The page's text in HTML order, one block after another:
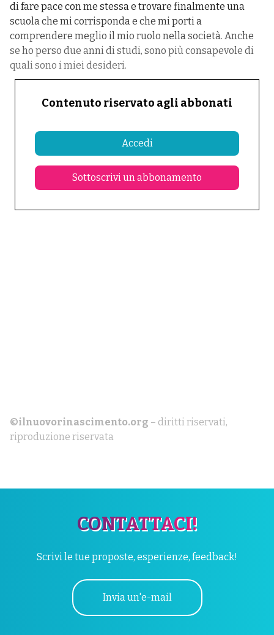
di fare pace con me stessa e trovare finalmente una
scuola che mi corrisponda e che mi porti a
comprendere meglio il mio ruolo nella società. Anche
se ho perso due anni di studi, sono più consapevole di
quali sono i miei desideri.
Contenuto riservato agli abbonati
Accedi
Sottoscrivi un abbonamento
©ilnuovorinascimento.org – diritti riservati,
riproduzione riservata
CONTATTACI!
Scrivi le tue proposte, esperienze, feedback!
Invia un'e-mail